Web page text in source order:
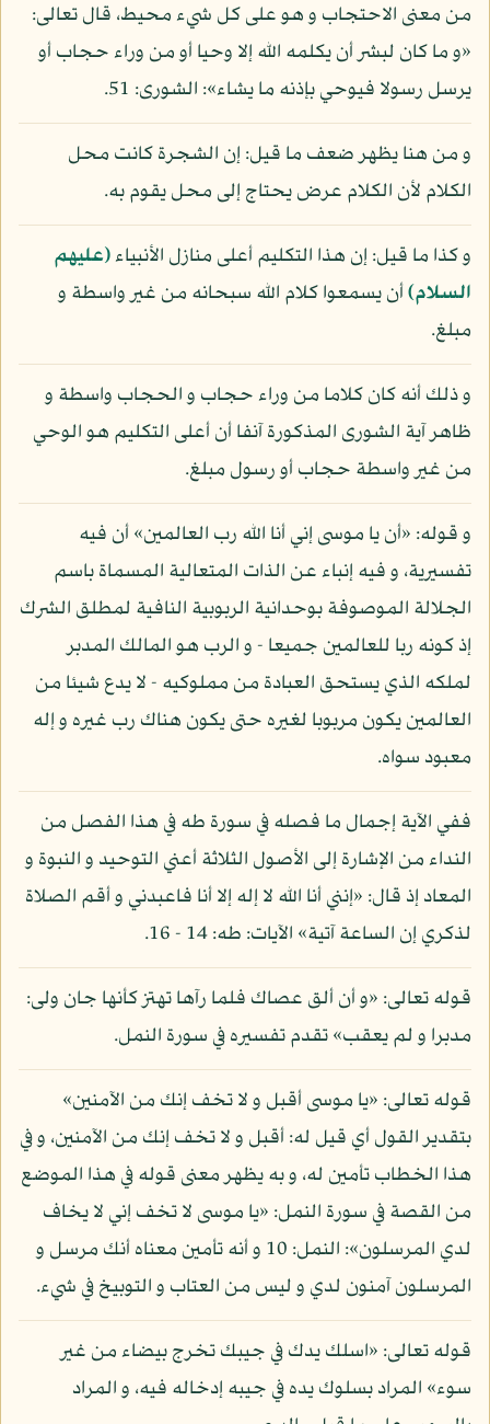
من معنى الاحتجاب و هو على كل شيء محيط، قال تعالى:
«و ما كان لبشر أن يكلمه الله إلا وحيا أو من وراء حجاب أو
يرسل رسولا فيوحي بإذنه ما يشاء»: الشورى: 51.
و من هنا يظهر ضعف ما قيل: إن الشجرة كانت محل
الكلام لأن الكلام عرض يحتاج إلى محل يقوم به.
و كذا ما قيل: إن هذا التكليم أعلى منازل الأنبياء(عليهم
السلام)أن يسمعوا كلام الله سبحانه من غير واسطة و
مبلغ.
و ذلك أنه كان كلاما من وراء حجاب و الحجاب واسطة و
ظاهر آية الشورى المذكورة آنفا أن أعلى التكليم هو الوحي
من غير واسطة حجاب أو رسول مبلغ.
و قوله: «أن يا موسى إني أنا الله رب العالمين» أن فيه
تفسيرية، و فيه إنباء عن الذات المتعالية المسماة باسم
الجلالة الموصوفة بوحدانية الربوبية النافية لمطلق الشرك
إذ كونه ربا للعالمين جميعا - و الرب هو المالك المدبر
لملكه الذي يستحق العبادة من مملوكيه - لا يدع شيئا من
العالمين يكون مربوبا لغيره حتى يكون هناك رب غيره و إله
معبود سواه.
ففي الآية إجمال ما فصله في سورة طه في هذا الفصل من
النداء من الإشارة إلى الأصول الثلاثة أعني التوحيد و النبوة و
المعاد إذ قال: «إنني أنا الله لا إله إلا أنا فاعبدني و أقم الصلاة
لذكري إن الساعة آتية» الآيات: طه: 14 - 16.
قوله تعالى: «و أن ألق عصاك فلما رآها تهتز كأنها جان ولى:
مدبرا و لم يعقب» تقدم تفسيره في سورة النمل.
قوله تعالى: «يا موسى أقبل و لا تخف إنك من الآمنين»
بتقدير القول أي قيل له: أقبل و لا تخف إنك من الآمنين، و في
هذا الخطاب تأمين له، و به يظهر معنى قوله في هذا الموضع
من القصة في سورة النمل: «يا موسى لا تخف إني لا يخاف
لدي المرسلون»: النمل: 10 و أنه تأمين معناه أنك مرسل و
المرسلون آمنون لدي و ليس من العتاب و التوبيخ في شيء.
قوله تعالى: «اسلك يدك في جيبك تخرج بيضاء من غير
سوء» المراد بسلوك يده في جيبه إدخاله فيه، و المراد